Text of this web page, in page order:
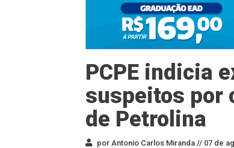
PCPE indicia
suspeitos por
de Petrolina
por Antonio Carlos Miranda // 07 de